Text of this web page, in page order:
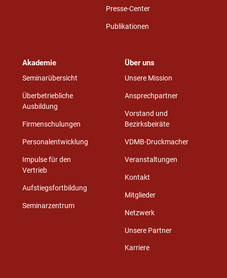
Presse-Center
Publikationen
Akademie
Seminarübersicht
Überbetriebliche
Ausbildung
Firmenschulungen
Personalentwicklung
Impulse für den
Vertrieb
Aufstiegsfortbildung
Seminarzentrum
Über uns
Unsere Mission
Ansprechpartner
Vorstand und
Bezirksbeiräte
VDMB-Druckmacher
Veranstaltungen
Kontakt
Mitglieder
Netzwerk
Unsere Partner
Karriere